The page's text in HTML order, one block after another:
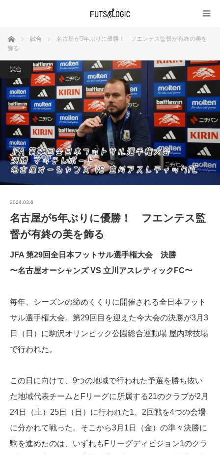
ホーム 試合
名古屋が5年ぶりに優勝！ フエンテス監督が有終の美を
飾る
試合
2024.03.6
名古屋が5年ぶりに優勝！ フエンテス監
督が有終の美を飾る
JFA 第29回全日本フットサル選手権大会 決勝
〜名古屋オーシャンズ VS 立川アスレティックFC〜
毎年、シーズンの締めくくりに開催される全日本フット
サル選手権大会。第29回目を迎えた今大会の決勝が3月3
日（日）に駒沢オリンピック公園総合運動場 屋内球技場
で行われた。
この日に向けて、9つの地域で行われた予選を勝ち抜い
た地域代表チームとFリーグに所属する21のクラブが2月
24日（土）25日（日）に行われた1、2回戦を4つの会場
に分かれて戦った。そこから3月1日（金）の準々決勝に
駒を進めたのは、いずれもFリーグディビジョン1のクラ